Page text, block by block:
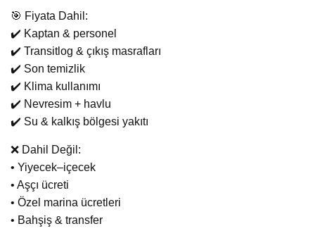
🎯 Fiyata Dahil:
✔️ Kaptan & personel
✔️ Transitlog & çıkış masrafları
✔️ Son temizlik
✔️ Klima kullanımı
✔️ Nevresim + havlu
✔️ Su & kalkış bölgesi yakıtı
❌ Dahil Değil:
• Yiyecek–içecek
• Aşçı ücreti
• Özel marina ücretleri
• Bahşiş & transfer